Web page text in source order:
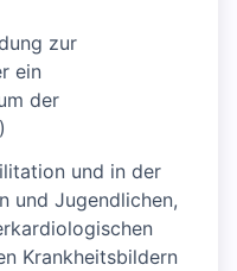
zur
ein
der
und in der
und Jugendlichen,
Krankheitsbildern